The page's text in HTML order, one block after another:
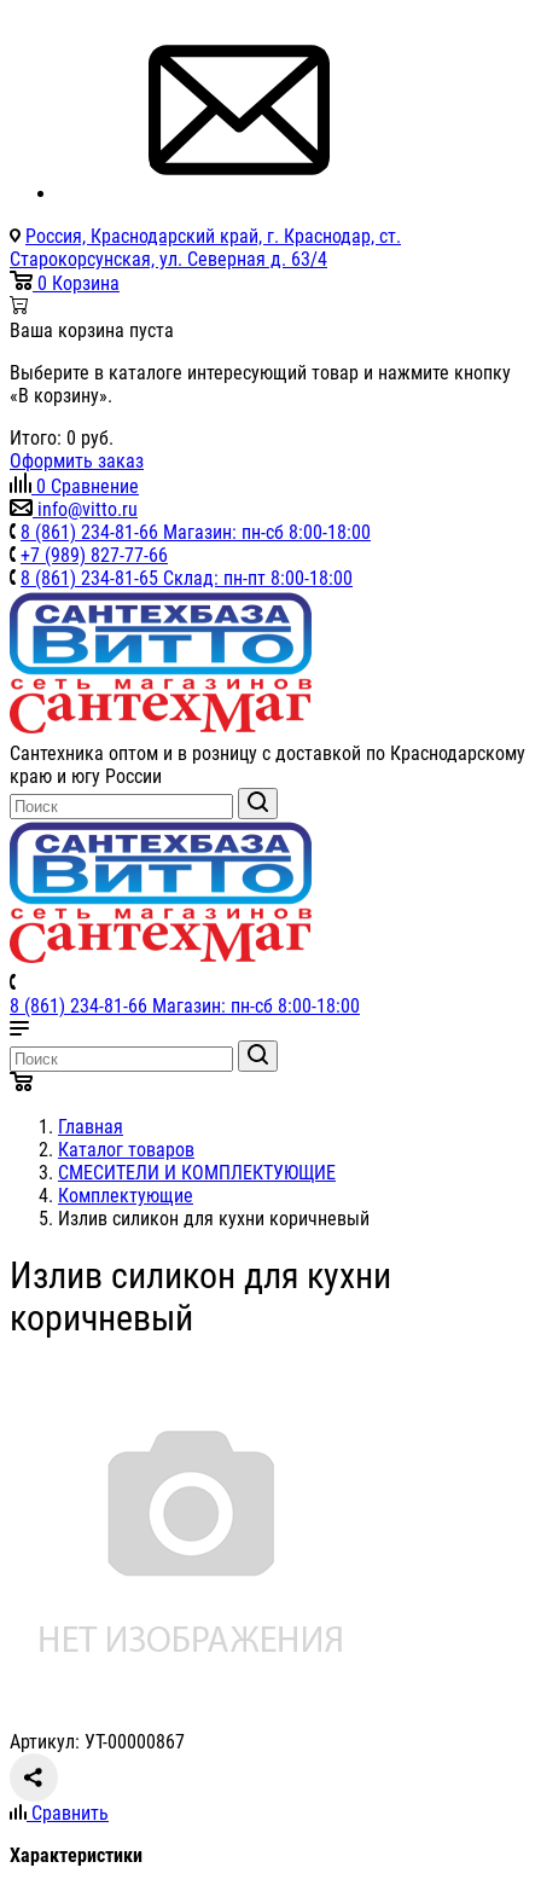
Россия, Краснодарский край, г. Краснодар, ст.
Старокорсунская, ул. Северная д. 63/4
0 Корзина
Ваша корзина пуста
Выберите в каталоге интересующий товар и нажмите кнопку
«В корзину».
Итого: 0 руб.
Оформить заказ
0 Сравнение
info@vitto.ru
8 (861) 234-81-66 Магазин: пн-сб 8:00-18:00
+7 (989) 827-77-66
8 (861) 234-81-65 Склад: пн-пт 8:00-18:00
Сантехника оптом и в розницу с доставкой по Краснодарскому
краю и югу России
8 (861) 234-81-66 Магазин: пн-сб 8:00-18:00
Главная
Каталог товаров
СМЕСИТЕЛИ И КОМПЛЕКТУЮЩИЕ
Комплектующие
Излив силикон для кухни коричневый
Излив силикон для кухни
коричневый
Артикул: УТ-00000867
Сравнить
Характеристики